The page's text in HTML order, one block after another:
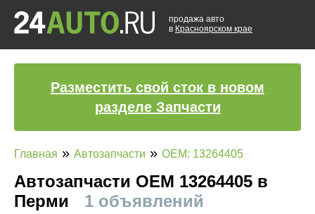
продажа авто
в Красноярском крае
Разместить свой сток в новом
разделе Запчасти
Главная » Автозапчасти » OEM: 13264405
Автозапчасти ОЕМ 13264405 в
Перми
1 объявлений